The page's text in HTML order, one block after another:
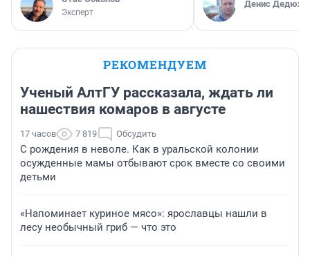
Эксперт
Денис
РЕКОМЕНДУЕМ
Ученый АлтГУ рассказала, ждать ли
нашествия комаров в августе
17 часов 7 819 Обсудить
С рождения в неволе. Как в уральской колонии
осужденные мамы отбывают срок вместе со своими
детьми
«Напоминает куриное мясо»: ярославцы нашли в
лесу необычный гриб — что это